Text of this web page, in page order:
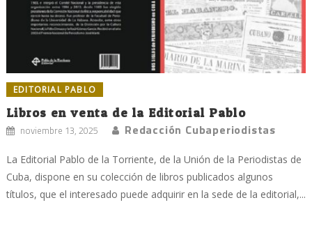
EDITORIAL PABLO
Libros en venta de la Editorial Pablo
noviembre 13, 2025 Redacción Cubaperiodistas
La Editorial Pablo de la Torriente, de la Unión de la Periodistas de
Cuba, dispone en su colección de libros publicados algunos
títulos, que el interesado puede adquirir en la sede de la editorial,...